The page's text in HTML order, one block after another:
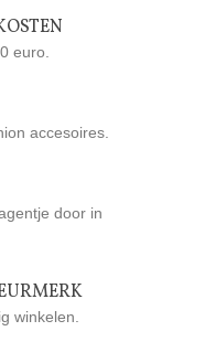
euro.
accesoires.
door in
winkelen.